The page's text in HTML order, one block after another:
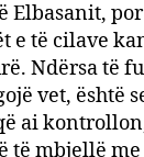
Elbasanit,
e të cilave
Ndërsa të
vet, është
ai
të mbjellë